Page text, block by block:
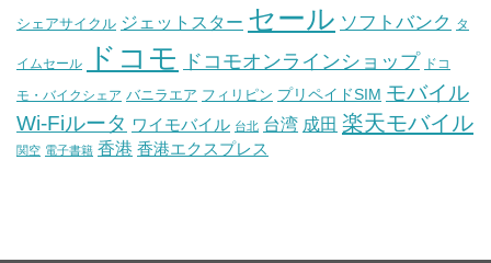
シェアサイクル ジェットスター セール ソフトバンク タ
イムセール ドコモ ドコモオンラインショップ ドコ
モ・バイクシェア バニラエア フィリピン プリペイドSIM モバイル
Wi-Fiルータ ワイモバイル 台北 台湾 成田 楽天モバイル
関空 電子書籍 香港 香港エクスプレス